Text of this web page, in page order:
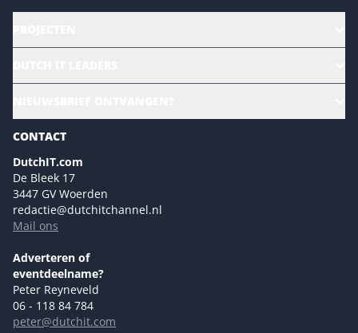
Sustainability | Green IT
Marketing- en contentmogelijkheden 2026
Events- en sponsormogelijkheden 2026
Ons team
Colofon
Tip de redactie
Versturen
CONTACT
DutchIT.com
De Bleek 17
3447 GV Woerden
redactie@dutchitchannel.nl
Mail ons
Adverteren of
eventdeelname?
Peter Reyneveld
06 - 118 84 784
peter@dutchit.com